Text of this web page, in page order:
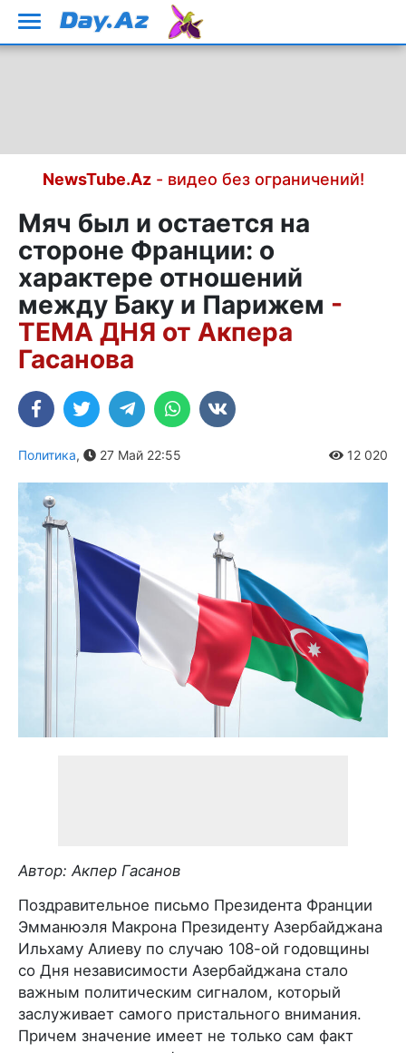
NewsTube.Az- видео без ограничений!
Мяч был и остается на
стороне Франции: о
характере отношений
между Баку и Парижем -
ТЕМА ДНЯ от Акпера
Гасанова
Политика, 27 Май 22:55 12 020
Автор: Акпер Гасанов
Поздравительное письмо Президента Франции
Эмманюэля Макрона Президенту Азербайджана
Ильхаму Алиеву по случаю 108-ой годовщины
со Дня независимости Азербайджана стало
важным политическим сигналом, который
заслуживает самого пристального внимания.
Причем значение имеет не только сам факт